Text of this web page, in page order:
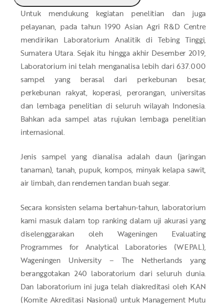
Untuk mendukung kegiatan penelitian dan juga
pelayanan, pada tahun 1990 Asian Agri R&D Centre
mendirikan Laboratorium Analitik di Tebing Tinggi,
Sumatera Utara. Sejak itu hingga akhir Desember 2019,
Laboratorium ini telah menganalisa lebih dari 637.000
sampel yang berasal dari perkebunan besar,
perkebunan rakyat, koperasi, perorangan, universitas
dan lembaga penelitian di seluruh wilayah Indonesia.
Bahkan ada sampel atas rujukan lembaga penelitian
internasional.
Jenis sampel yang dianalisa adalah daun (jaringan
tanaman), tanah, pupuk, kompos, minyak kelapa sawit,
air limbah, dan rendemen tandan buah segar.
Secara konsisten selama bertahun-tahun, laboratorium
kami masuk dalam top ranking dalam uji akurasi yang
diselenggarakan oleh Wageningen Evaluating
Programmes for Analytical Laboratories (WEPAL),
Wageningen University – The Netherlands yang
beranggotakan 240 laboratorium dari seluruh dunia.
Dan laboratorium ini juga telah diakreditasi oleh KAN
(Komite Akreditasi Nasional) untuk Management Mutu